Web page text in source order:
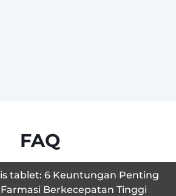
FAQ
tablet: 6 Keuntungan Penting
Berkecepatan Tinggi